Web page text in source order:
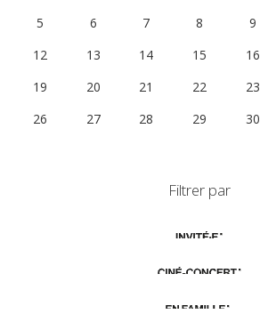
5
6 7 8 9
12
13 14 15 16
19
20 21 22 23
26
27 28 29 30
Filtrer par